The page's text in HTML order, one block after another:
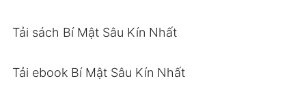
Tải sách Bí Mật Sâu Kín Nhất
Tải ebook Bí Mật Sâu Kín Nhất